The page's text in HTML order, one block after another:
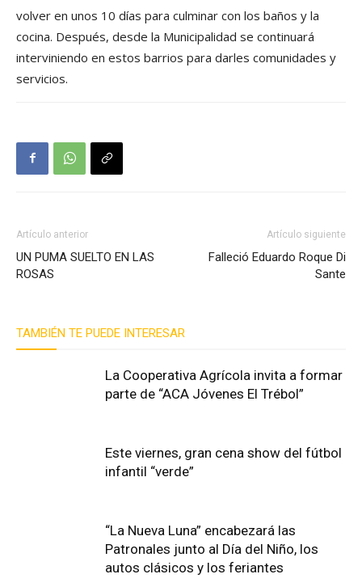
volver en unos 10 días para culminar con los baños y la
cocina. Después, desde la Municipalidad se continuará
interviniendo en estos barrios para darles comunidades y
servicios.
Artículo anterior
UN PUMA SUELTO EN LAS
ROSAS
Artículo siguiente
Falleció Eduardo Roque Di
Sante
TAMBIÉN TE PUEDE INTERESAR
La Cooperativa Agrícola invita a formar
parte de “ACA Jóvenes El Trébol”
Este viernes, gran cena show del fútbol
infantil “verde”
“La Nueva Luna” encabezará las
Patronales junto al Día del Niño, los
autos clásicos y los feriantes